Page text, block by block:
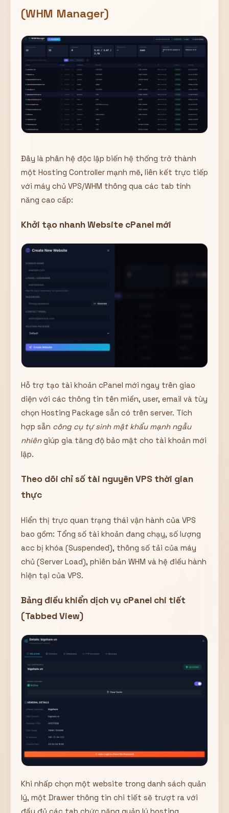
(WHM Manager)
Đây là phân hệ độc lập biến hệ thống trở thành
một Hosting Controller mạnh mẽ, liên kết trực tiếp
với máy chủ VPS/WHM thông qua các tab tính
năng cao cấp:
Khởi tạo nhanh Website cPanel mới
Hỗ trợ tạo tài khoản cPanel mới ngay trên giao
diện với các thông tin tên miền, user, email và tùy
chọn Hosting Package sẵn có trên server. Tích
hợp sẵn công cụ tự sinh mật khẩu mạnh ngẫu
nhiêngiúp gia tăng độ bảo mật cho tài khoản mới
lập.
Theo dõi chỉ số tài nguyên VPS thời gian
thực
Hiển thị trực quan trạng thái vận hành của VPS
bao gồm: Tổng số tài khoản đang chạy, số lượng
acc bị khóa (Suspended), thông số tải của máy
chủ (Server Load), phiên bản WHM và hệ điều hành
hiện tại của VPS.
Bảng điều khiển dịch vụ cPanel chi tiết
(Tabbed View)
Khi nhấp chọn một website trong danh sách quản
lý, một Drawer thông tin chi tiết sẽ trượt ra với